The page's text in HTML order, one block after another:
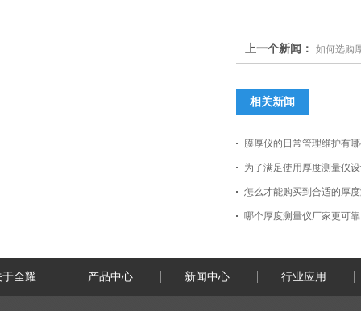
上一个新闻： 如何选购
相关新闻
膜厚仪的日常管理维护有
为了满足使用厚度测量仪
怎么才能购买到合适的厚
哪个厚度测量仪厂家更可
于全耀 产品中心 新闻中心 行业应用